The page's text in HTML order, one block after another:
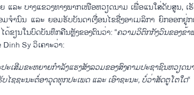
ລະ ບາງ​ແຂວງ​ທາງ​ພາກ​ເໜືອ​ຫວຽດນາມ ​ເພື່ອ​ແນ​ໃສ່​ດັບ​ສູນ, ​ເ
ຈຳນົນ ​ແລະ ຍອມຮັບບັນດາ​ເງື່ອ​ນໄຂຊື່​ງອາ​ເມ​ລິ​ກາ ຍົກ​ອອກ​ຢູ່​
ຂຽນ​ໃນ​ບົດ​ບັນທຶກ​ຄືນ​ຫຼັງ​ຂອງ​ຕົນ​ວ່າ: “ຄວາ​ມວິຕົກ​ກັງວົນ​ຂອງ​ຂ້າ
Dinh Syວິ​ເຄາະ​ວ່າ:
ເສີມ​ຂະຫຍາຍ​ກຳລັງ​ແຮງ​ສັງ​ລວມຂອງ​ສົງຄາມ​ປະຊາຊົນ​ຫວຽດ
ຊຊະນະ​ຕໍ່​ອາວຸດທຸກປະ​ເພດ​​ ​ແລະ ​ເອົາ​ຊະນະ, ບໍ່​ວ່າ​ສັດຕູ​ໂຕ​ໃດ“